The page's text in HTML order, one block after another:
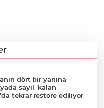
dört bir yanına
sayılı kalan
tekrar restore ediliyor